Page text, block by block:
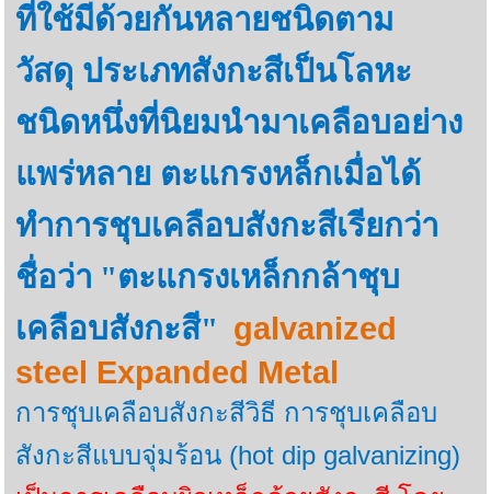
ที่ใช้มีด้วยกันหลายชนิดตาม
วัสดุ ประเภทสังกะสีเป็นโลหะ
ชนิดหนึ่งที่นิยมนำมาเคลือบอย่าง
แพร่หลาย ตะแกรงหล็กเมื่อได้
ทำการชุบเคลือบสังกะสีเรียกว่า
ชื่อว่า "ตะแกรงเหล็กกล้าชุบ
เคลือบสังกะสี" galvanized
steel Expanded Metal
การชุบเคลือบสังกะสีวิธี การชุบเคลือบ
สังกะสีแบบจุ่มร้อน (hot dip galvanizing)